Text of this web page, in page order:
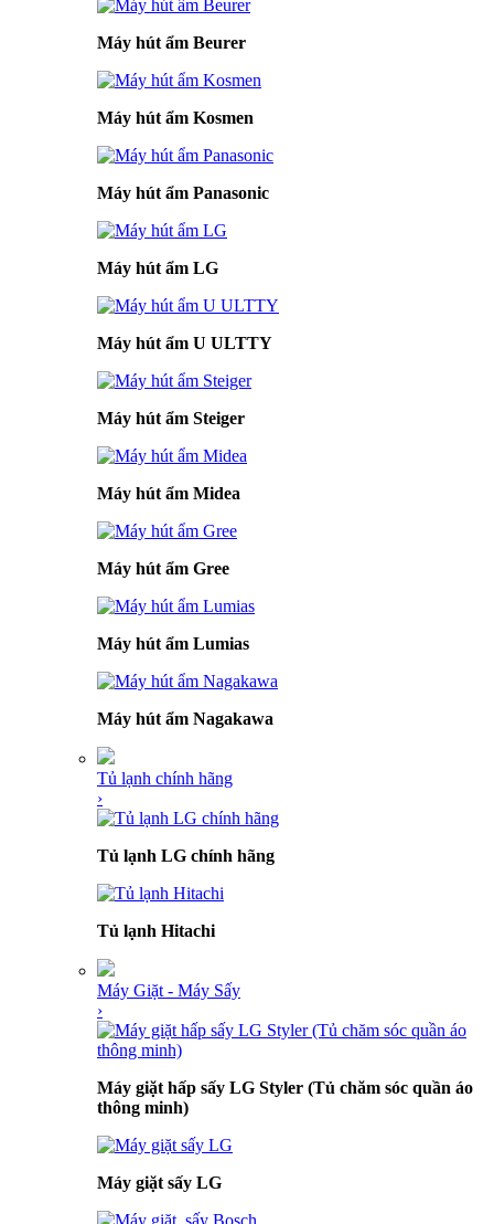
Máy hút ẩm Beurer
Máy hút ẩm Kosmen
Máy hút ẩm Panasonic
Máy hút ẩm LG
Máy hút ẩm U ULTTY
Máy hút ẩm Steiger
Máy hút ẩm Midea
Máy hút ẩm Gree
Máy hút ẩm Lumias
Máy hút ẩm Nagakawa
Tủ lạnh chính hãng
›
Tủ lạnh LG chính hãng
Tủ lạnh Hitachi
Máy Giặt - Máy Sấy
›
Máy giặt hấp sấy LG Styler (Tủ chăm sóc quần áo
thông minh)
Máy giặt sấy LG